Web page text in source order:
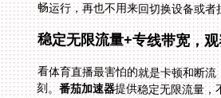
畅运行，再也不用来回切换设备或者
稳定无限流量+专线带宽，
看体育直播最害怕的就是卡顿和断流
刻。番茄加速器提供稳定无限流量，
迫中断观赛。它还采用智能
分开处理，避免互相干扰。
速专线，独享100M带宽，
是4K画质也能轻松应对。比